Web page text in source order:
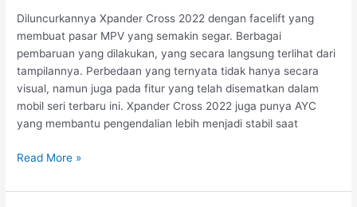
Diluncurkannya Xpander Cross 2022 dengan facelift yang
membuat pasar MPV yang semakin segar. Berbagai
pembaruan yang dilakukan, yang secara langsung terlihat dari
tampilannya. Perbedaan yang ternyata tidak hanya secara
visual, namun juga pada fitur yang telah disematkan dalam
mobil seri terbaru ini. Xpander Cross 2022 juga punya AYC
yang membantu pengendalian lebih menjadi stabil saat
Read More »